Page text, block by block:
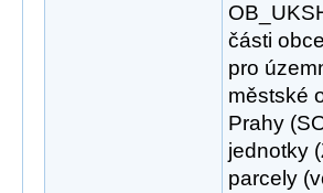
části
pro
městské
Prahy
jednotky
parcely